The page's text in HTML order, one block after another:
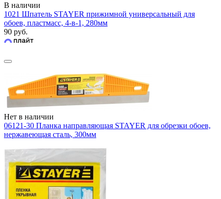
В наличии
1021 Шпатель STAYER прижимной универсальный для
обоев, пластмасс, 4-в-1, 280мм
90 руб.
Нет в наличии
06121-30 Планка направляющая STAYER для обрезки обоев,
нержавеющая сталь, 300мм